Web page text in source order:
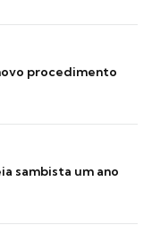
procedimento
sambista um ano